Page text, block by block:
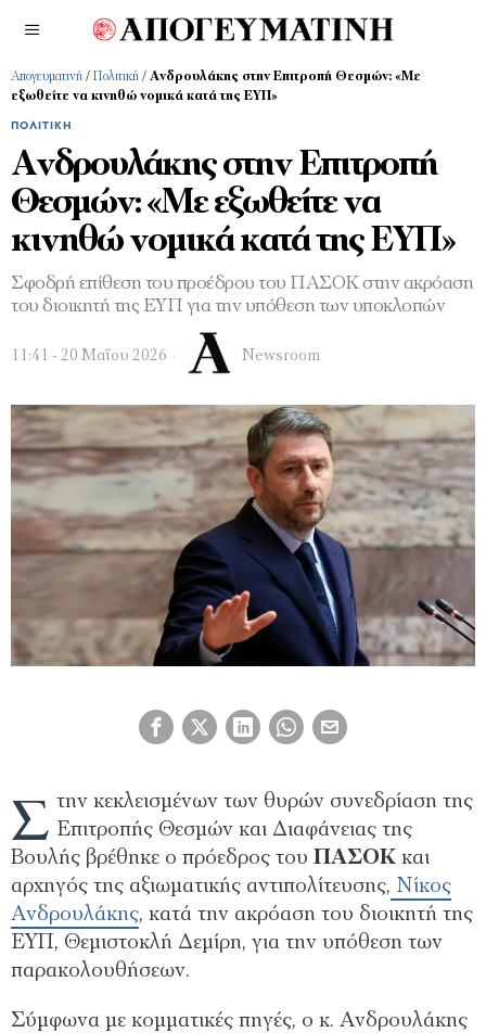
Απογευματινή / Πολιτική / Ανδρουλάκης στην Επιτροπή Θεσμών: «Με
εξωθείτε να κινηθώ νομικά κατά της ΕΥΠ»
ΠΟΛΙΤΙΚΉ
Ανδρουλάκης στην Επιτροπή
Θεσμών: «Με εξωθείτε να
κινηθώ νομικά κατά της ΕΥΠ»
Σφοδρή επίθεση του προέδρου του ΠΑΣΟΚ στην ακρόαση
του διοικητή της ΕΥΠ για την υπόθεση των υποκλοπών
11:41 - 20 Μαΐου 2026 Newsroom
Σ την κεκλεισμένων των θυρών συνεδρίαση της
Επιτροπής Θεσμών και Διαφάνειας της
Βουλής βρέθηκε ο πρόεδρος του ΠΑΣΟΚ και
αρχηγός της αξιωματικής αντιπολίτευσης, Νίκος
Ανδρουλάκης, κατά την ακρόαση του διοικητή της
ΕΥΠ, Θεμιστοκλή Δεμίρη, για την υπόθεση των
παρακολουθήσεων.
Σύμφωνα με κομματικές πηγές, ο κ. Ανδρουλάκης